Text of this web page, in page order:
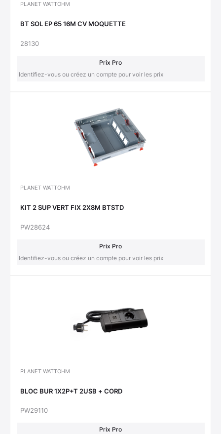
PLANET WATTOHM
BT SOL EP 65 16M CV MOQUETTE
28130
Prix Pro
Identifiez-vous ou créez un compte pour voir les prix
PLANET WATTOHM
KIT 2 SUP VERT FIX 2X8M BTSTD
PW28624
Prix Pro
Identifiez-vous ou créez un compte pour voir les prix
PLANET WATTOHM
BLOC BUR 1X2P+T 2USB + CORD
PW29110
Prix Pro